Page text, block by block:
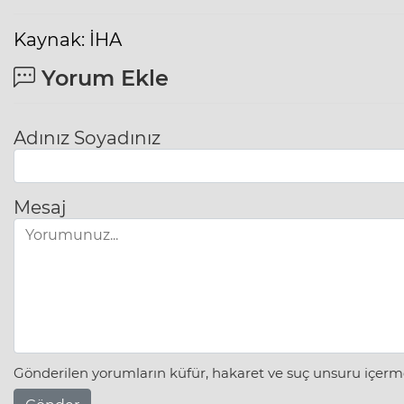
Kaynak: İHA
Yorum Ekle
Adınız Soyadınız
Mesaj
Gönderilen yorumların küfür, hakaret ve suç unsuru